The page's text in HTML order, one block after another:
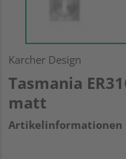
Karcher Design
Tasmania
matt
Artikelinformationen